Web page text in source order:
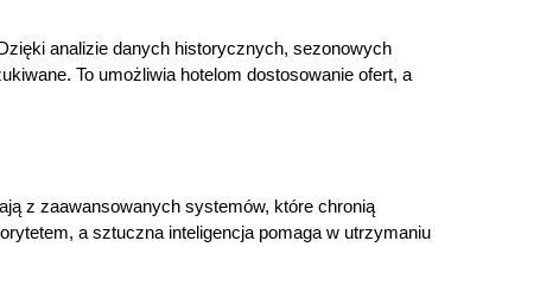
analizie danych historycznych, sezonowych
To umożliwia hotelom dostosowanie ofert, a
z zaawansowanych systemów, które chronią
a sztuczna inteligencja pomaga w utrzymaniu